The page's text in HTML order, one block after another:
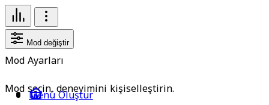
Mod değiştir
Mod Ayarları
Mod seçin, deneyimini kişiselleştirin.
Menü Oluştur